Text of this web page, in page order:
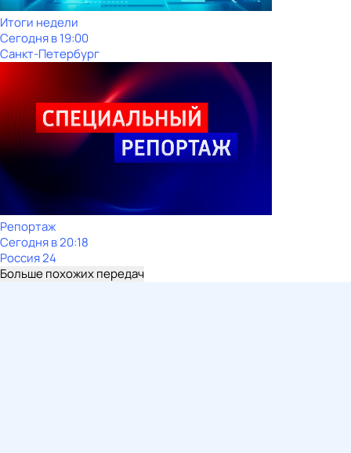
Итоги недели
Сегодня в 19:00
Санкт-Петербург
Репортаж
Сегодня в 20:18
Россия 24
Больше похожих передач